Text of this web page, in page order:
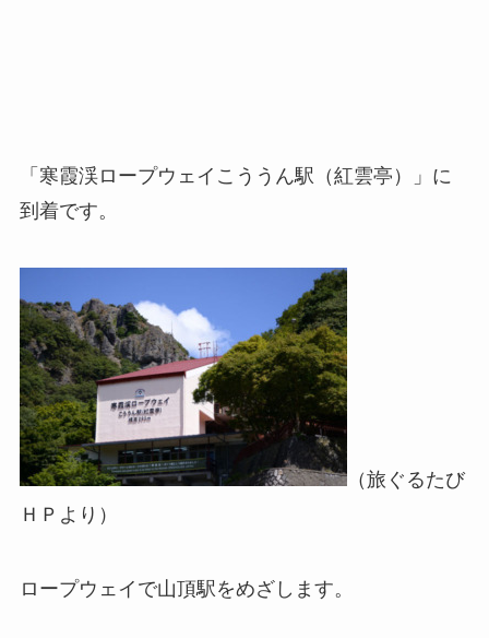
「寒霞渓ロープウェイこううん駅（紅雲亭）」に
到着です。
（旅ぐるたび
ＨＰより）
ロープウェイで山頂駅をめざします。